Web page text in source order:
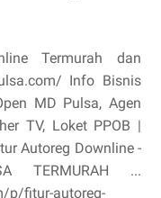
Termurah dan
Info Bisnis
MD Pulsa, Agen
TV, Loket PPOB |
Autoreg Downline -
TERMURAH ...
p/fitur-autoreg-